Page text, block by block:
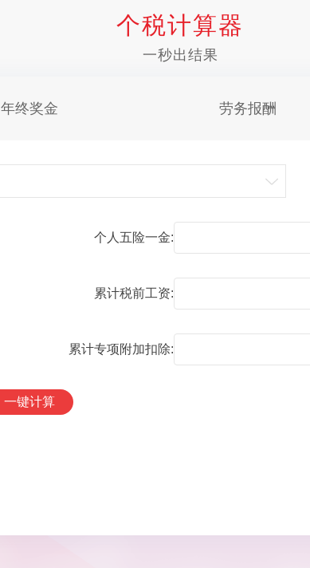
个税计算器
一秒出结果
年终奖金 劳务报酬
个人五险一金:
累计税前工资:
累计专项附加扣除:
一键计算